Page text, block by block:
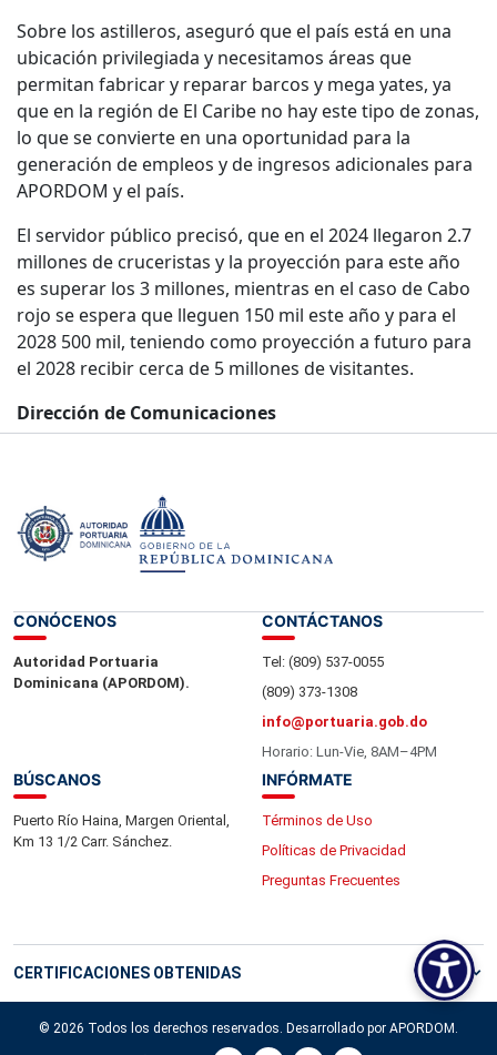
Sobre los astilleros, aseguró que el país está en una
ubicación privilegiada y necesitamos áreas que
permitan fabricar y reparar barcos y mega yates, ya
que en la región de El Caribe no hay este tipo de zonas,
lo que se convierte en una oportunidad para la
generación de empleos y de ingresos adicionales para
APORDOM y el país.
El servidor público precisó, que en el 2024 llegaron 2.7
millones de cruceristas y la proyección para este año
es superar los 3 millones, mientras en el caso de Cabo
rojo se espera que lleguen 150 mil este año y para el
2028 500 mil, teniendo como proyección a futuro para
el 2028 recibir cerca de 5 millones de visitantes.
Dirección de Comunicaciones
CONÓCENOS
Autoridad Portuaria
Dominicana (APORDOM).
CONTÁCTANOS
Tel: (809) 537-0055
(809) 373-1308
info@portuaria.gob.do
Horario: Lun-Vie, 8AM–4PM
BÚSCANOS
Puerto Río Haina, Margen Oriental,
Km 13 1/2 Carr. Sánchez.
INFÓRMATE
Términos de Uso
Políticas de Privacidad
Preguntas Frecuentes
CERTIFICACIONES OBTENIDAS
© 2026 Todos los derechos reservados. Desarrollado por APORDOM.